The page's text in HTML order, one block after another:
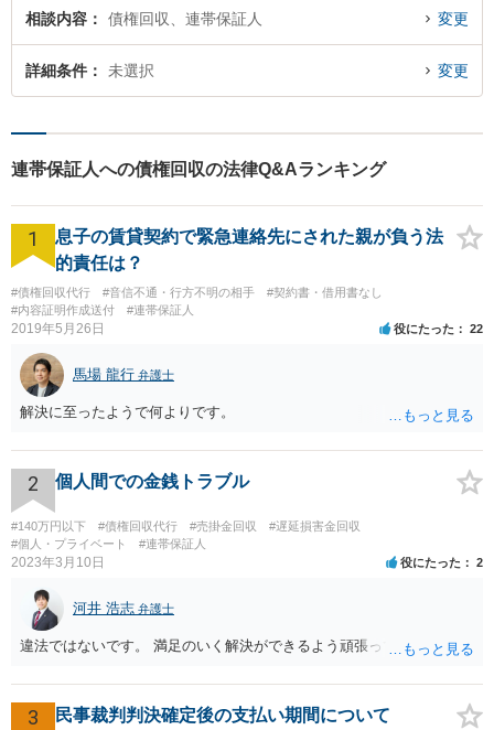
相談内容 債権回収、連帯保証人 変更
詳細条件 未選択 変更
連帯保証人への債権回収の法律Q&Aランキング
1
息子の賃貸契約で緊急連絡先にされた親が負う法
的責任は？
#債権回収代行 #音信不通・行方不明の相手
#契約書・借用書なし
#内容証明作成送付
#連帯保証人
2019年5月26日 役にたった 22
馬場 龍行 弁護士
解決に至ったようで何よりです。
2 個人間での金銭トラブル
#140万円以下 #債権回収代行 #売掛金回収
#遅延損害金回収
#個人・プライベート
#連帯保証人
2023年3月10日 役にたった 2
河井 浩志 弁護士
違法ではないです。 満足のいく解決ができるよう頑張ってください。
3 民事裁判判決確定後の支払い期間について